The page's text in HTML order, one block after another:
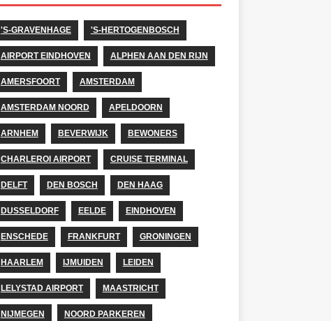
'S-GRAVENHAGE 'S-HERTOGENBOSCH
AIRPORT EINDHOVEN ALPHEN AAN DEN RIJN
AMERSFOORT AMSTERDAM
AMSTERDAM NOORD APELDOORN
ARNHEM BEVERWIJK BEWONERS
CHARLEROI AIRPORT CRUISE TERMINAL
DELFT DEN BOSCH DEN HAAG
DUSSELDORF EELDE EINDHOVEN
ENSCHEDE FRANKFURT GRONINGEN
HAARLEM IJMUIDEN LEIDEN
LELYSTAD AIRPORT MAASTRICHT
NIJMEGEN NOORD PARKEREN